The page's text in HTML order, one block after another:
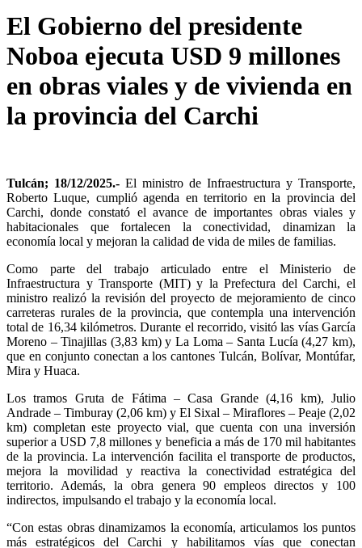
El Gobierno del presidente
Noboa ejecuta USD 9 millones
en obras viales y de vivienda en
la provincia del Carchi
Tulcán; 18/12/2025.- El ministro de Infraestructura y Transporte,
Roberto Luque, cumplió agenda en territorio en la provincia del
Carchi, donde constató el avance de importantes obras viales y
habitacionales que fortalecen la conectividad, dinamizan la
economía local y mejoran la calidad de vida de miles de familias.
Como parte del trabajo articulado entre el Ministerio de
Infraestructura y Transporte (MIT) y la Prefectura del Carchi, el
ministro realizó la revisión del proyecto de mejoramiento de cinco
carreteras rurales de la provincia, que contempla una intervención
total de 16,34 kilómetros. Durante el recorrido, visitó las vías García
Moreno – Tinajillas (3,83 km) y La Loma – Santa Lucía (4,27 km),
que en conjunto conectan a los cantones Tulcán, Bolívar, Montúfar,
Mira y Huaca.
Los tramos Gruta de Fátima – Casa Grande (4,16 km), Julio
Andrade – Timburay (2,06 km) y El Sixal – Miraflores – Peaje (2,02
km) completan este proyecto vial, que cuenta con una inversión
superior a USD 7,8 millones y beneficia a más de 170 mil habitantes
de la provincia. La intervención facilita el transporte de productos,
mejora la movilidad y reactiva la conectividad estratégica del
territorio. Además, la obra genera 90 empleos directos y 100
indirectos, impulsando el trabajo y la economía local.
“Con estas obras dinamizamos la economía, articulamos los puntos
más estratégicos del Carchi y habilitamos vías que conectan